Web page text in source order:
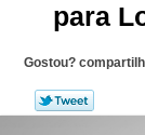
para
Gostou?